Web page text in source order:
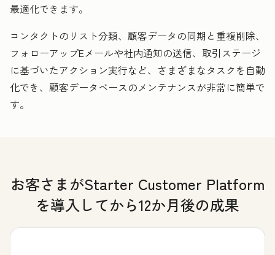
最適化できます。
コンタクトのリスト分類、顧客データの同期と重複削除、
フォローアップEメールや社内通知の送信、取引ステージ
に基づいたアクション実行など、さまざまなタスクを自動
化でき、顧客データベースのメンテナンスが非常に簡単で
す。
お客さまがStarter Customer Platform
を導入してから12か月後の成果